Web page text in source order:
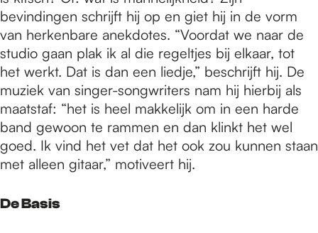
bevindingen schrijft hij op en giet hij in de vorm
van herkenbare anekdotes. “Voordat we naar de
studio gaan plak ik al die regeltjes bij elkaar, tot
het werkt. Dat is dan een liedje,” beschrijft hij. De
muziek van singer-songwriters nam hij hierbij als
maatstaf: “het is heel makkelijk om in een harde
band gewoon te rammen en dan klinkt het wel
goed. Ik vind het vet dat het ook zou kunnen staan
met alleen gitaar,” motiveert hij.
De Basis